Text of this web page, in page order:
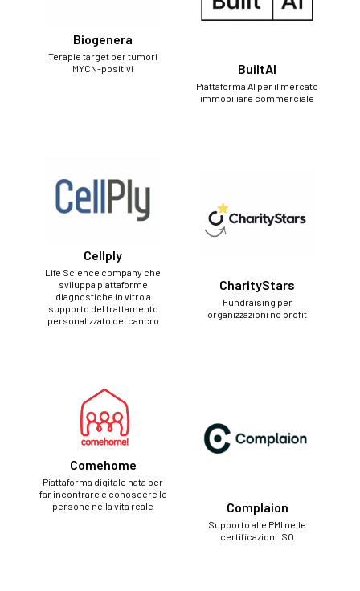
Biogenera
Terapie target per tumori
MYCN-positivi
BuiltAI
Piattaforma AI per il mercato
immobiliare commerciale
Cellply
Life Science company che
sviluppa piattaforme
diagnostiche in vitro a
supporto del trattamento
personalizzato del cancro
CharityStars
Fundraising per
organizzazioni no profit
Comehome
Piattaforma digitale nata per
far incontrare e conoscere le
persone nella vita reale
Complaion
Supporto alle PMI nelle
certificazioni ISO